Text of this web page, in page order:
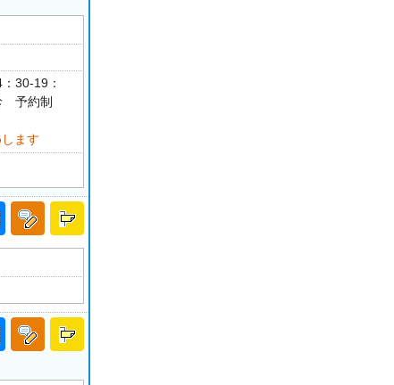
30-19：
予約制
ます